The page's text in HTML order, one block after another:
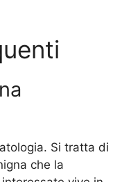
Si tratta di
che la